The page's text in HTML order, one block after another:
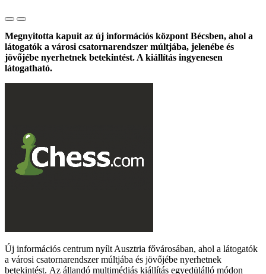
Megnyitotta kapuit az új információs központ Bécsben, ahol a
látogatók a városi csatornarendszer múltjába, jelenébe és
jövőjébe nyerhetnek betekintést. A kiállítás ingyenesen
látogatható.
Új információs centrum nyílt Ausztria fővárosában, ahol a látogatók
a városi csatornarendszer múltjába és jövőjébe nyerhetnek
betekintést. Az állandó multimédiás kiállítás egyedülálló módon